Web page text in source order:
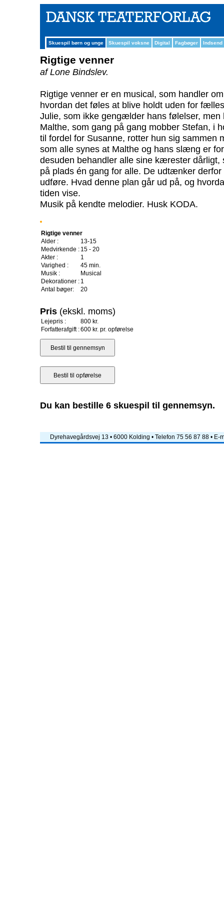
Skuespil børn og unge Skuespil voksne Digital Fagbøger Indsend
Rigtige venner
af Lone Bindslev.
Rigtige venner er en musical, som handler
hvordan det føles at blive holdt uden for
Julie, som ikke gengælder hans følelser,
Malthe, som gang på gang mobber Stefan, i
til fordel for Susanne, rotter hun sig sammen
som alle synes at Malthe og hans slæng er
desuden behandler alle sine kærester
på plads én gang for alle. De udtænker
udføre. Hvad denne plan går ud på, og
tiden vise.
Musik på kendte melodier. Husk KODA.
Rigtige venner
Alder :
13-15
Medvirkende : 15 - 20
Akter :
1
Varighed :
45 min.
Musik :
Musical
Dekorationer : 1
Antal bøger:
20
Pris (ekskl. moms)
Lejepris :
800 kr.
Forfatterafgift :600 kr. pr. opførelse
Du kan bestille 6 skuespil til gennemsyn.
Dyrehavegårdsvej 13 • 6000 Kolding • Telefon 75 56 87 88 • E-